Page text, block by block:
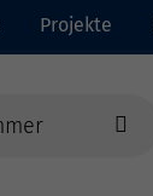
Projekte